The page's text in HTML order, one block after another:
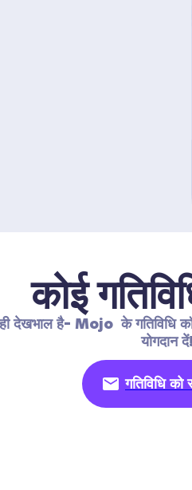
कोई
देखभाल है- Mojo  के गतिविधि
योगदान दें!
गतिविधि को